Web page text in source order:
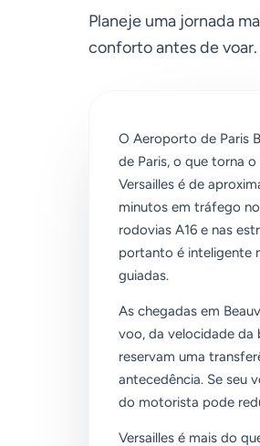
Planeje uma jornada
conforto antes de voar.
O Aeroporto de Paris
de Paris, o que torna
Versailles é de
minutos em tráfego
rodovias A16 e nas
portanto é inteligente
guiadas.
As chegadas em
voo, da velocidade da
reservam uma
antecedência. Se seu
do motorista pode
Versailles é mais do